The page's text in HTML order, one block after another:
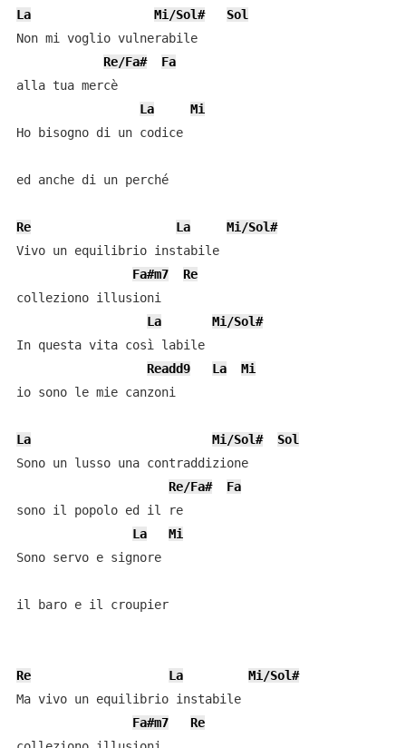
La
Mi/Sol#
Sol
Non mi voglio vulnerabile
Re/Fa#
Fa
alla tua mercè
La
Mi
Ho bisogno di un codice
ed anche di un perché
Re La
Mi/Sol#
Vivo un equilibrio instabile
Fa#m7
Re
colleziono illusioni
La
Mi/Sol#
In questa vita così labile
Readd9
La
Mi
io sono le mie canzoni
La Mi/Sol#
Sol
Sono un lusso una contraddizione
Re/Fa#
Fa
sono il popolo ed il re
La
Mi
Sono servo e signore
il baro e il croupier
Re La
Mi/Sol#
Ma vivo un equilibrio instabile
Fa#m7
Re